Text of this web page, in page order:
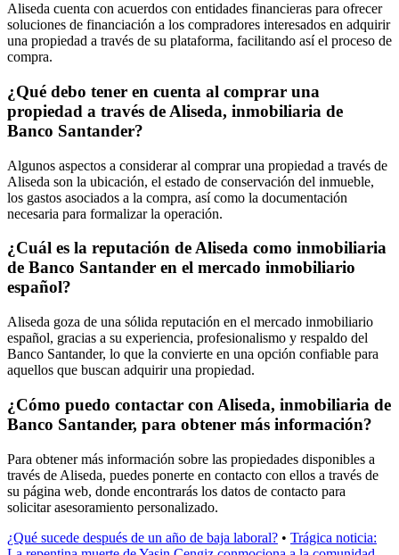
Aliseda cuenta con acuerdos con entidades financieras para ofrecer
soluciones de financiación a los compradores interesados en adquirir
una propiedad a través de su plataforma, facilitando así el proceso de
compra.
¿Qué debo tener en cuenta al comprar una
propiedad a través de Aliseda, inmobiliaria de
Banco Santander?
Algunos aspectos a considerar al comprar una propiedad a través de
Aliseda son la ubicación, el estado de conservación del inmueble,
los gastos asociados a la compra, así como la documentación
necesaria para formalizar la operación.
¿Cuál es la reputación de Aliseda como inmobiliaria
de Banco Santander en el mercado inmobiliario
español?
Aliseda goza de una sólida reputación en el mercado inmobiliario
español, gracias a su experiencia, profesionalismo y respaldo del
Banco Santander, lo que la convierte en una opción confiable para
aquellos que buscan adquirir una propiedad.
¿Cómo puedo contactar con Aliseda, inmobiliaria de
Banco Santander, para obtener más información?
Para obtener más información sobre las propiedades disponibles a
través de Aliseda, puedes ponerte en contacto con ellos a través de
su página web, donde encontrarás los datos de contacto para
solicitar asesoramiento personalizado.
¿Qué sucede después de un año de baja laboral? • Trágica noticia: